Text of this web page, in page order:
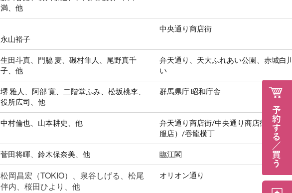
満、他
永山裕子
中央通り商店街
生田斗真、門脇 麦、磯村隼人、尾野真千
子、他
弁天通り、天大ふれあい公園、赤城白
い
堺 雅人、阿部 寛、二階堂ふみ、松坂桃李、
役所広司、他
群馬県庁 昭和庁舎
中村倫也、山本耕史、他
弁天通り商店街/中央通り商店街（中川
服店）/吞龍横丁
菅田将暉、鈴木保奈美、他 臨江閣
松岡昌宏（TOKIO）、泉谷しげる、松尾
伴内、桜田ひより、他
オリオン通り